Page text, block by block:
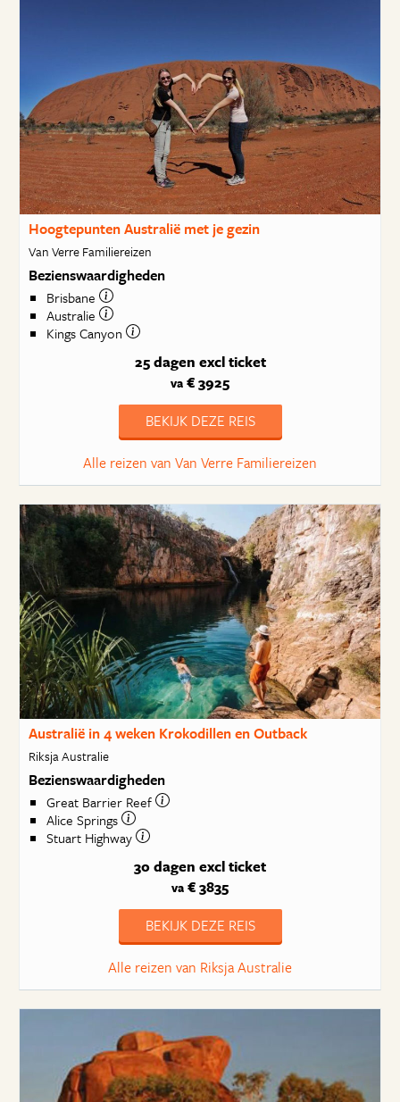
Hoogtepunten Australië met je gezin
Van Verre Familiereizen
Bezienswaardigheden
Brisbane
Australie
Kings Canyon
25 dagen excl ticket
va € 3925
BEKIJK DEZE REIS
Alle reizen van Van Verre Familiereizen
Australië in 4 weken Krokodillen en Outback
Riksja Australie
Bezienswaardigheden
Great Barrier Reef
Alice Springs
Stuart Highway
30 dagen excl ticket
va € 3835
BEKIJK DEZE REIS
Alle reizen van Riksja Australie